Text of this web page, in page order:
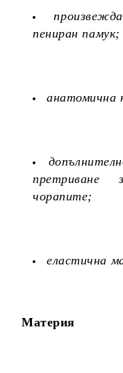
пениран памук;
анатомична
чорапите;
еластична
Материя